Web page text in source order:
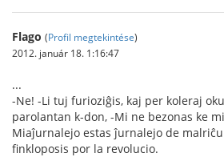
Flago (Profil megtekintése)
2012. január 18. 1:16:47
...
-Ne! -Li tuj furioziĝis, kaj per koleraj
parolantan k-don, -Mi ne bezonas ke
Miaĵurnalejo estas ĵurnalejo de
finkloposis por la revolucio.